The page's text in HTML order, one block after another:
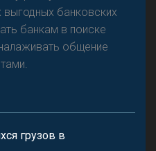
банковских
банкам в поиске
общение
грузов в